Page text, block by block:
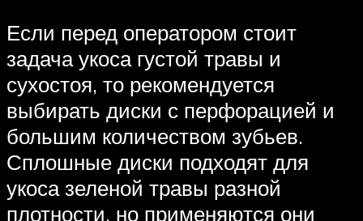
Если перед оператором стоит
задача укоса густой травы и
сухостоя, то рекомендуется
выбирать диски с перфорацией и
большим количеством зубьев.
Сплошные диски подходят для
укоса зеленой травы разной
плотности, но применяются они